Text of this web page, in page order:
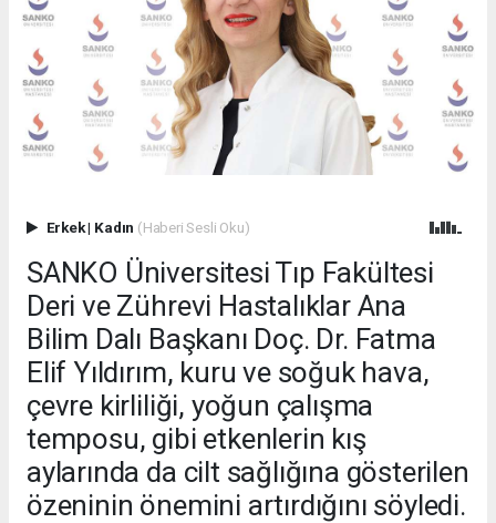
Erkek| Kadın (Haberi Sesli Oku)
SANKO Üniversitesi Tıp Fakültesi
Deri ve Zührevi Hastalıklar Ana
Bilim Dalı Başkanı Doç. Dr. Fatma
Elif Yıldırım, kuru ve soğuk hava,
çevre kirliliği, yoğun çalışma
temposu, gibi etkenlerin kış
aylarında da cilt sağlığına gösterilen
özeninin önemini artırdığını söyledi.